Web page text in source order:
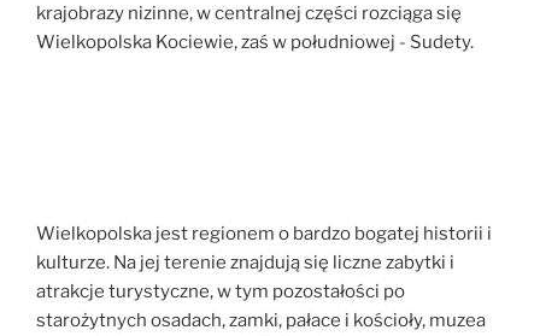
krajobrazy nizinne, w centralnej części rozciąga się
Wielkopolska Kociewie, zaś w południowej - Sudety.
Wielkopolska jest regionem o bardzo bogatej historii i
kulturze. Na jej terenie znajdują się liczne zabytki i
atrakcje turystyczne, w tym pozostałości po
starożytnych osadach, zamki, pałace i kościoły, muzea